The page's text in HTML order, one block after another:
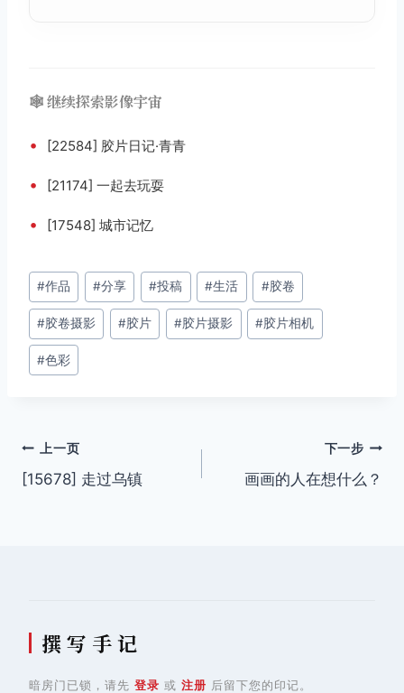
🕸️ 继续探索影像宇宙
• [22584] 胶片日记·青青
• [21174] 一起去玩耍
• [17548] 城市记忆
文
章
标
签：
#作品 #分享 #投稿 #生活 #胶卷
#胶卷摄影 #胶片 #胶片摄影 #胶片相机
#色彩
文
章
上一页
[15678] 走过乌镇
下一步
画画的人在想什么？
撰 写 手 记
暗房门已锁，请先 登录 或 注册 后留下您的印记。